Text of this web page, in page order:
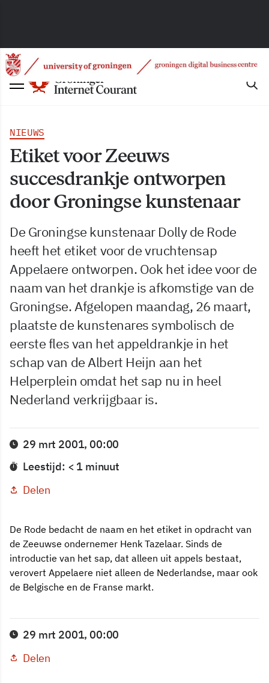
NIEUWS
Etiket voor Zeeuws
succesdrankje ontworpen
door Groningse kunstenaar
De Groningse kunstenaar Dolly de Rode
heeft het etiket voor de vruchtensap
Appelaere ontworpen. Ook het idee voor de
naam van het drankje is afkomstige van de
Groningse. Afgelopen maandag, 26 maart,
plaatste de kunstenares symbolisch de
eerste fles van het appeldrankje in het
schap van de Albert Heijn aan het
Helperplein omdat het sap nu in heel
Nederland verkrijgbaar is.
29 mrt 2001, 00:00
Leestijd: < 1 minuut
Delen
De Rode bedacht de naam en het etiket in opdracht van
de Zeeuwse ondernemer Henk Tazelaar. Sinds de
introductie van het sap, dat alleen uit appels bestaat,
verovert Appelaere niet alleen de Nederlandse, maar ook
de Belgische en de Franse markt.
29 mrt 2001, 00:00
Delen